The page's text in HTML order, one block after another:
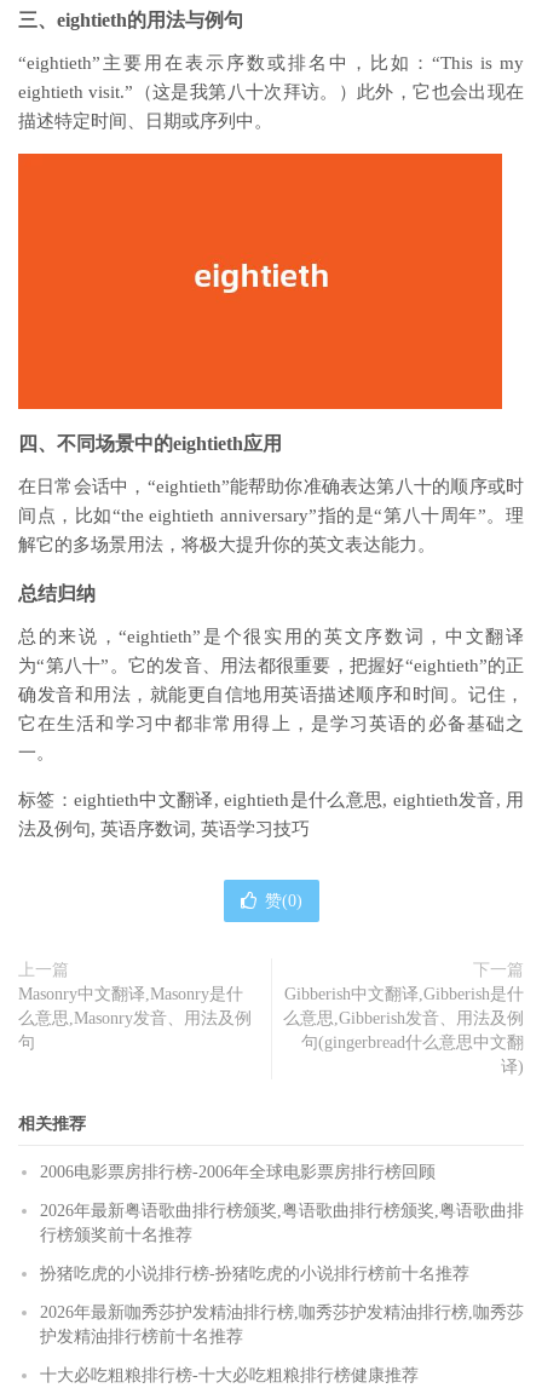
三、eightieth的用法与例句
“eightieth”主要用在表示序数或排名中，比如：“This is my
eightieth visit.”（这是我第八十次拜访。）此外，它也会出现在
描述特定时间、日期或序列中。
四、不同场景中的eightieth应用
在日常会话中，“eightieth”能帮助你准确表达第八十的顺序或时
间点，比如“the eightieth anniversary”指的是“第八十周年”。理
解它的多场景用法，将极大提升你的英文表达能力。
总结归纳
总的来说，“eightieth”是个很实用的英文序数词，中文翻译
为“第八十”。它的发音、用法都很重要，把握好“eightieth”的正
确发音和用法，就能更自信地用英语描述顺序和时间。记住，
它在生活和学习中都非常用得上，是学习英语的必备基础之
一。
标签：eightieth中文翻译, eightieth是什么意思, eightieth发音, 用
法及例句, 英语序数词, 英语学习技巧
赞(0)
上一篇
Masonry中文翻译,Masonry是什
么意思,Masonry发音、用法及例
句
下一篇
Gibberish中文翻译,Gibberish是什
么意思,Gibberish发音、用法及例
句(gingerbread什么意思中文翻
译)
相关推荐
2006电影票房排行榜-2006年全球电影票房排行榜回顾
2026年最新粤语歌曲排行榜颁奖,粤语歌曲排行榜颁奖,粤语歌曲排
行榜颁奖前十名推荐
扮猪吃虎的小说排行榜-扮猪吃虎的小说排行榜前十名推荐
2026年最新咖秀莎护发精油排行榜,咖秀莎护发精油排行榜,咖秀莎
护发精油排行榜前十名推荐
十大必吃粗粮排行榜-十大必吃粗粮排行榜健康推荐